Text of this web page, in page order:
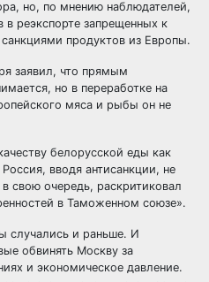
но, по мнению наблюдателей,
в реэкспорте запрещенных к
продуктов из Европы.
заявил, что прямым
но в переработке на
мяса и рыбы он не
белорусской еды как
вводя антисанкции, не
свою очередь, раскритиковал
в Таможенном союзе».
случались и раньше. И
обвинять Москву за
и экономическое давление.